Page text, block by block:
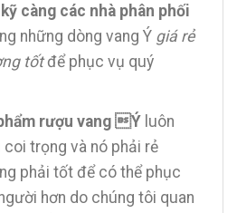
càng các nhà phân phối
những dòng vang Ý giá rẻ
tốtđể phục vụ quý
rượu vang Ý luôn
trọng và nó phải rẻ
phải tốt để có thể phục
hơn do chúng tôi quan